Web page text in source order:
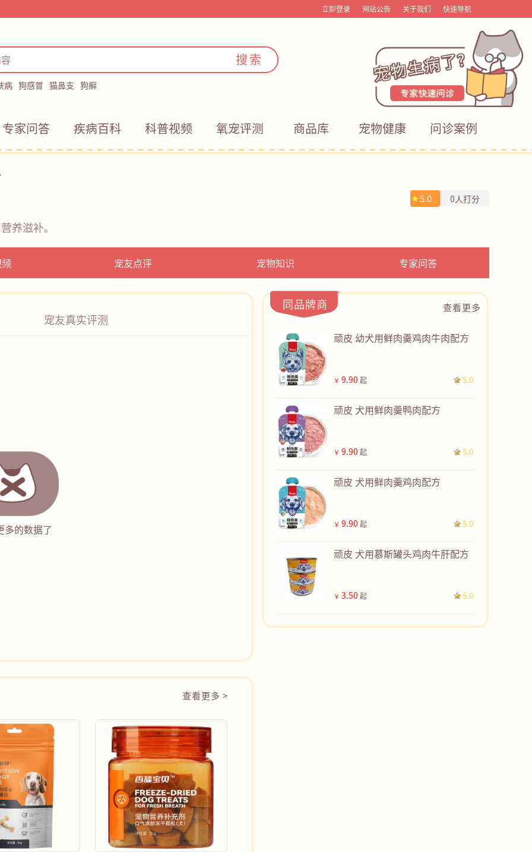
立即登录 网站公告 关于我们 快速导航
搜索
病 狗感冒 猫鼻支 狗癣
专家问答 疾病百科 科普视频 氧宠评测 商品库 宠物健康 问诊案例
5.0 0人打分
养滋补。
宠友点评 宠物知识 专家问答
宠友真实评测
多的数据了
查看更多 >
同品牌商 查看更多
顽皮 幼犬用鲜肉羹鸡肉牛肉配方
￥ 9.90 起 5.0
顽皮 犬用鲜肉羹鸭肉配方
￥ 9.90 起 5.0
顽皮 犬用鲜肉羹鸡肉配方
￥ 9.90 起 5.0
顽皮 犬用慕斯罐头鸡肉牛肝配方
￥ 3.50 起 5.0